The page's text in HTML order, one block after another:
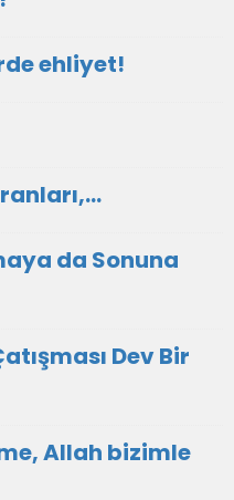
ehliyet!
da Sonuna
Dev Bir
Allah bizimle